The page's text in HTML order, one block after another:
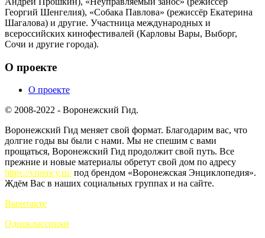
Георгий Шенгелия), «Собака Павлова» (режиссёр Екатерина
Шагалова) и другие. Участница международных и
всероссийских кинофестивалей (Карловы Вары, Выборг,
Сочи и другие города).
О проекте
О проекте
© 2008-2022 - Воронежский Гид.
Воронежский Гид меняет свой формат. Благодарим вас, что
долгие годы вы были с нами. Мы не спешим с вами
прощаться, Воронежский Гид продолжит свой путь. Все
прежние и новые материалы обретут свой дом по адресу
https://vrnency.ru/под брендом «Воронежская Энциклопедия».
Ждём Вас в наших социальных группах и на сайте.
Вконтакте
Одноклассники